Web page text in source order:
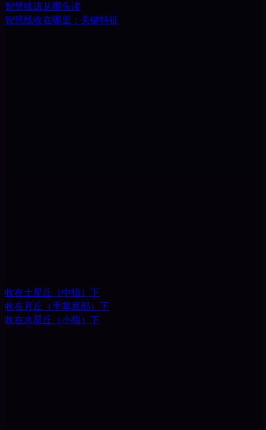
智慧线该从哪头读
智慧线收在哪里：关键特征
收在土星丘（中指）下
收在月丘（手掌底部）下
收在水星丘（小指）下